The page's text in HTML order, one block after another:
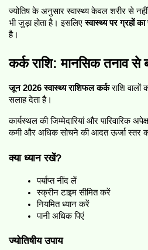
ज्योतिष के अनुसार स्वास्थ्य केवल शरीर से
भी जुड़ा होता है। इसलिए स्वास्थ्य पर ग्रहों का
है।
कर्क राशि: मानसिक तनाव
जून 2026 स्वास्थ्य राशिफल कर्क राशि
सलाह देता है।
कार्यस्थल की जिम्मेदारियां और पारिवारिक
कमी और अधिक सोचने की आदत ऊर्जा स्तर
क्या ध्यान रखें?
पर्याप्त नींद लें
स्क्रीन टाइम सीमित करें
नियमित ध्यान करें
पानी अधिक पिएं
ज्योतिषीय उपाय